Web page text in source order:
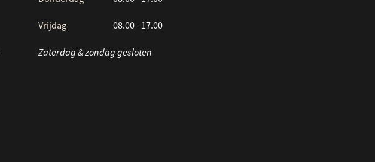
Vrijdag 08.00 - 17.00
Zaterdag & zondag gesloten